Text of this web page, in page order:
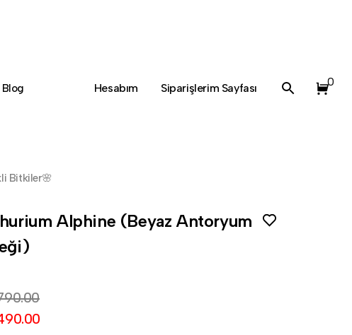
Blog Hesabım Siparişlerim Sayfası 0
Bitkiler🌸
Alphine (Beyaz Antoryum